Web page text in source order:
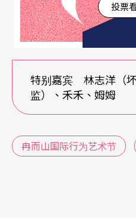
会议题，会很好评论，
心社会」而自我感觉良
种幻见里，就不再是谁的
和自问：我没有被截肢吗
自己经历的创伤？问题
转向精神构造，那个伤口
问题了。
投票
特别嘉宾 林志洋（
监）、禾禾、姆姆
冉而山国际行为艺术节